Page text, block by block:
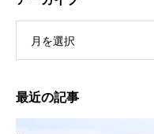
月を選択
最近の記事